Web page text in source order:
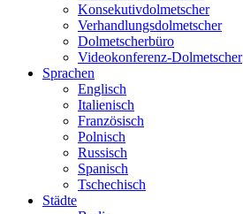
Konsekutivdolmetscher
Verhandlungsdolmetscher
Dolmetscherbüro
Videokonferenz-Dolmetscher
Sprachen
Englisch
Italienisch
Französisch
Polnisch
Russisch
Spanisch
Tschechisch
Städte